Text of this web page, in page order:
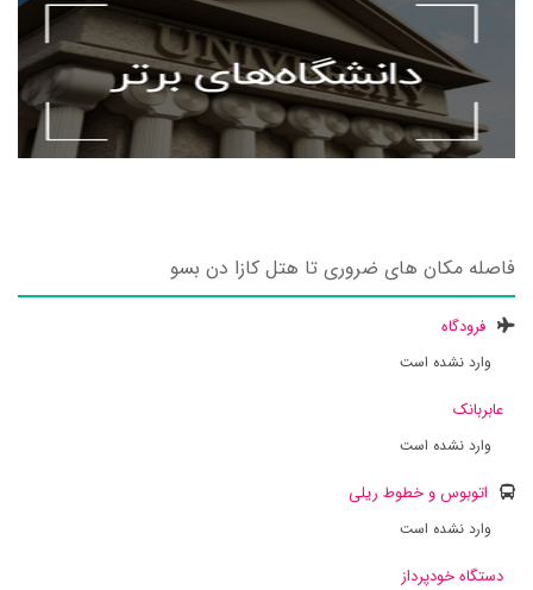
فاصله مکان های ضروری تا هتل کازا دن بسو
فرودگاه
وارد نشده است
عابربانک
وارد نشده است
اتوبوس و خطوط ریلی
وارد نشده است
دستگاه خودپرداز